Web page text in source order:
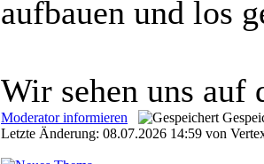
aufbauen und los
Wir sehen uns auf
Moderator informieren
Letzte Änderung: 08.07.2026 14:59 von